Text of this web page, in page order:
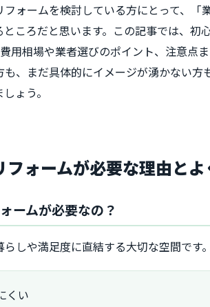
ォームを検討している方にとって、
ころだと思います。この記事では、
用相場や業者選びのポイント、注意点ま
、まだ具体的にイメージが湧かない
ょう。
ォームが必要な理由と
ームが必要なの？
しや満足度に直結する大切な空間です
くい